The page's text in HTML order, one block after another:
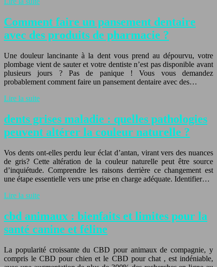
Comment faire un pansement dentaire
avec des produits de pharmacie ?
Une douleur lancinante à la dent vous prend au dépourvu, votre
plombage vient de sauter et votre dentiste n’est pas disponible avant
plusieurs jours ? Pas de panique ! Vous vous demandez
probablement comment faire un pansement dentaire avec des…
Lire la suite
dents grises maladie : quelles pathologies
peuvent altérer la couleur naturelle ?
Vos dents ont-elles perdu leur éclat d’antan, virant vers des nuances
de gris? Cette altération de la couleur naturelle peut être source
d’inquiétude. Comprendre les raisons derrière ce changement est
une étape essentielle vers une prise en charge adéquate. Identifier…
Lire la suite
cbd animaux : bienfaits et limites pour la
santé canine et féline
La popularité croissante du CBD pour animaux de compagnie, y
compris le CBD pour chien et le CBD pour chat , est indéniable,